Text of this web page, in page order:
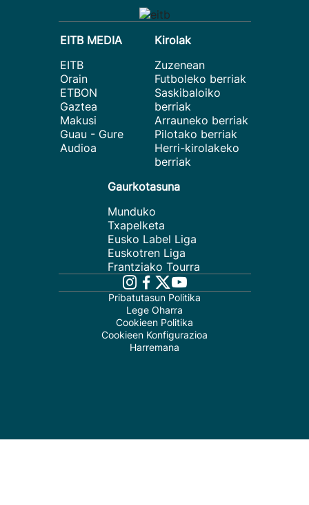
EITB MEDIA
EITB
Orain
ETBON
Gaztea
Makusi
Guau - Gure
Audioa
Kirolak
Zuzenean
Futboleko berriak
Saskibaloiko
berriak
Arrauneko berriak
Pilotako berriak
Herri-kirolakeko
berriak
Gaurkotasuna
Munduko
Txapelketa
Eusko Label Liga
Euskotren Liga
Frantziako Tourra
Pribatutasun Politika
Lege Oharra
Cookieen Politika
Cookieen Konfigurazioa
Harremana